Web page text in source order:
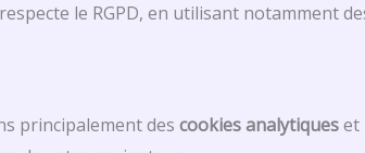
le RGPD, en utilisant notamment
principalement des cookies analytiqueset